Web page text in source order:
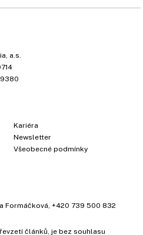
a.s.
Kariéra
Newsletter
Všeobecné podmínky
Formáčková, +420 739 500 832
článků, je bez souhlasu